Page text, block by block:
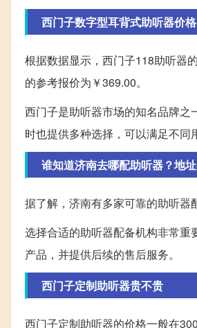
西门子数字型耳背式助听器价
根据数据显示，西门子118助听器
的参考报价为￥369.00。
西门子是助听器市场的知名品牌
时也提供多种选择，可以满足不同
谁知道济南去哪配助听器？地
据了解，济南有多家可靠的助听器
选择合适的助听器配备机构非常
产品，并提供后续的售后服务。
西门子定制助听器贵不贵
西门子定制助听器的价格一般在